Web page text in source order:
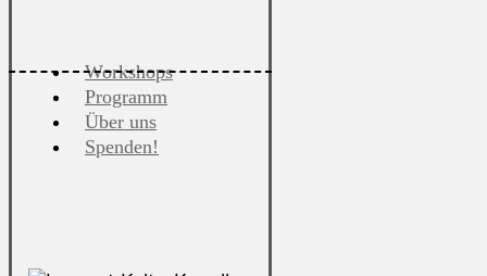
Workshops
Programm
Über uns
Spenden!